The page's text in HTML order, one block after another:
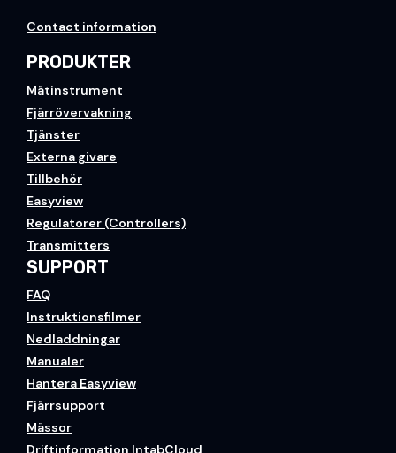
Contact information
PRODUKTER
Mätinstrument
Fjärrövervakning
Tjänster
Externa givare
Tillbehör
Easyview
Regulatorer (Controllers)
Transmitters
SUPPORT
FAQ
Instruktionsfilmer
Nedladdningar
Manualer
Hantera Easyview
Fjärrsupport
Mässor
Driftinformation IntabCloud